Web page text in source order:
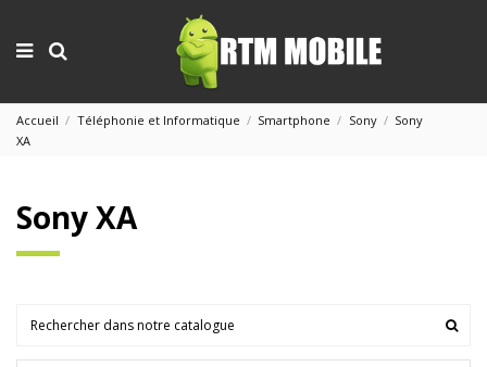
Accueil Téléphonie et Informatique Smartphone Sony
Sony
XA
Sony XA